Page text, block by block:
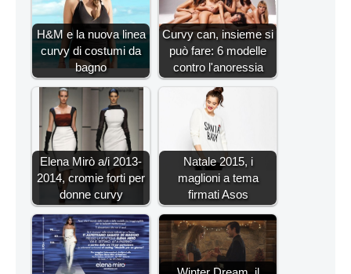
H&M e la nuova linea
curvy di costumi da
bagno
Curvy can, insieme si
può fare: 6 modelle
contro l'anoressia
Elena Mirò a/i 2013-
2014, cromie forti per
donne curvy
Natale 2015, i
maglioni a tema
firmati Asos